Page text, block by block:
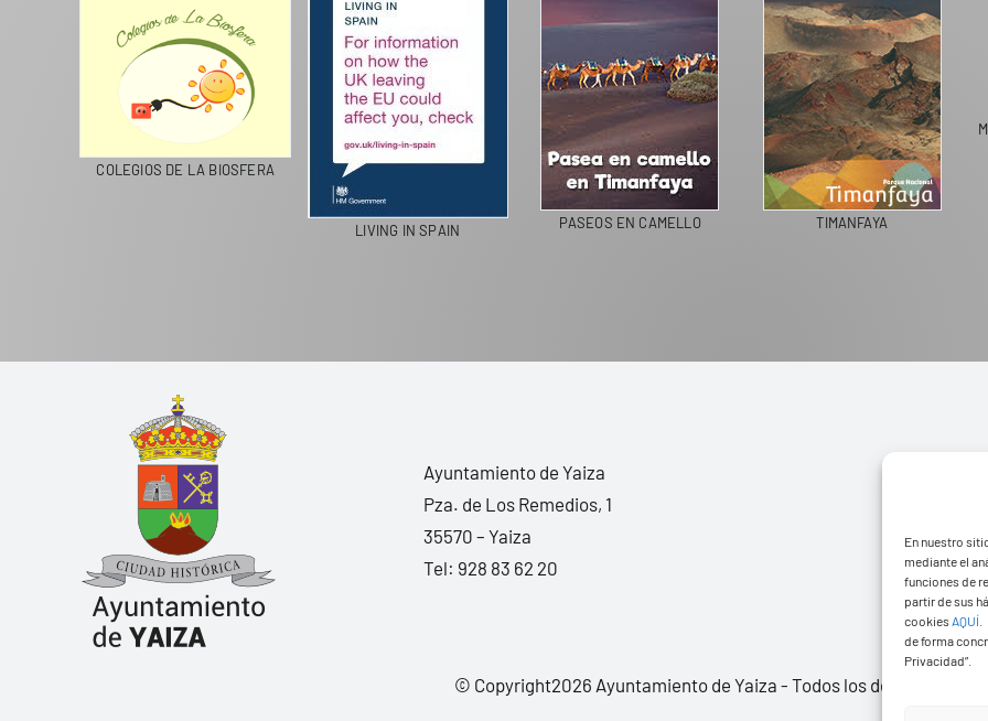
En nuestro
mediante el
funciones de
partir de sus
cookies AQUÍ
de forma
Privacidad”.
COLEGIOS DE LA BIOSFERA
LIVING IN SPAIN PASEOS EN CAMELLO TIMANFAYA
Ayuntamiento de Yaiza
Pza. de Los Remedios, 1
35570 – Yaiza
Tel: 928 83 62 20
© Copyright2026 Ayuntamiento de Yaiza - Todos los derechos